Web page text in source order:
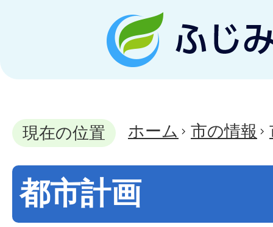
現在の位置 ホーム 市の情報
都市計画